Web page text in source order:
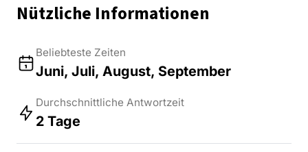
Nützliche Informationen
Beliebteste Zeiten
Juni, Juli, August, September
Durchschnittliche Antwortzeit
2 Tage